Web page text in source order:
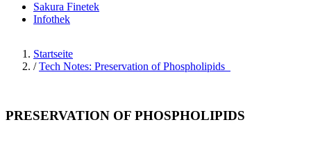
Sakura Finetek
Infothek
Startseite
/ Tech Notes: Preservation of Phospholipids
PRESERVATION OF PHOSPHOLIPIDS